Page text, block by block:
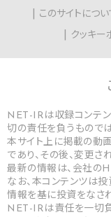
このサイトについ
クッキー
NET-IRは収録コンテン
切の責任を負うもので
本サイト上に掲載の動
であり、その後、変更さ
最新の情報は、会社の
なお、本コンテンツは
情報を基に投資をなさ
NET-IRは責任を一切